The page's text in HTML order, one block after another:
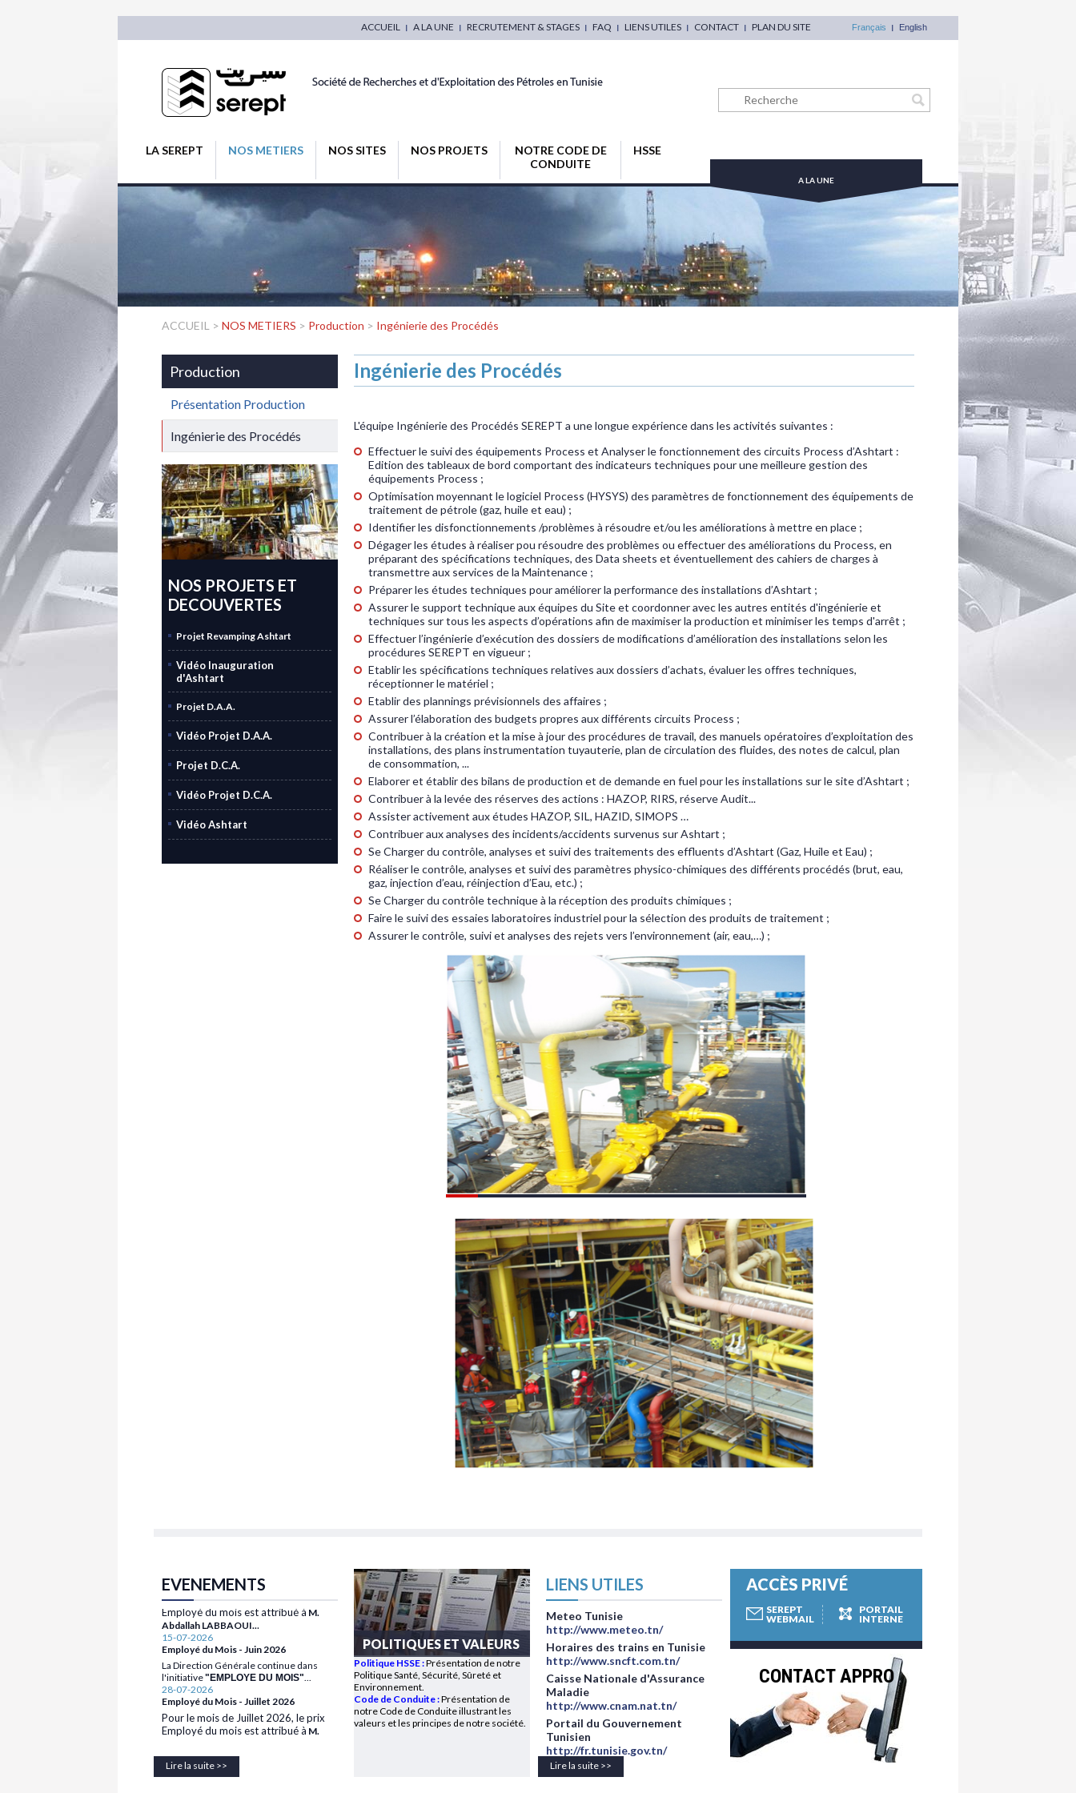
Français English
ACCUEIL A LA UNE RECRUTEMENT & STAGES FAQ LIENS UTILES CONTACT PLAN DU SITE
A LA UNE
LA SEREPT NOS METIERS NOS SITES NOS PROJETS
NOTRE CODE DE
CONDUITE
HSSE
ACCUEIL > NOS METIERS > Production > Ingénierie des Procédés
Ingénierie des Procédés
L'équipe Ingénierie des Procédés SEREPT a une longue expérience dans les activités suivantes :
Effectuer le suivi des équipements Process et Analyser le fonctionnement des circuits Process d’Ashtart :
Edition des tableaux de bord comportant des indicateurs techniques pour une meilleure gestion des
équipements Process ;
Optimisation moyennant le logiciel Process (HYSYS) des paramètres de fonctionnement des équipements de
traitement de pétrole (gaz, huile et eau) ;
Identifier les disfonctionnements /problèmes à résoudre et/ou les améliorations à mettre en place ;
Dégager les études à réaliser pou résoudre des problèmes ou effectuer des améliorations du Process, en
préparant des spécifications techniques, des Data sheets et éventuellement des cahiers de charges à
transmettre aux services de la Maintenance ;
Préparer les études techniques pour améliorer la performance des installations d’Ashtart ;
Assurer le support technique aux équipes du Site et coordonner avec les autres entités d'ingénierie et
techniques sur tous les aspects d’opérations afin de maximiser la production et minimiser les temps d'arrêt ;
Effectuer l’ingénierie d’exécution des dossiers de modifications d’amélioration des installations selon les
procédures SEREPT en vigueur ;
Etablir les spécifications techniques relatives aux dossiers d’achats, évaluer les offres techniques,
réceptionner le matériel ;
Etablir des plannings prévisionnels des affaires ;
Assurer l’élaboration des budgets propres aux différents circuits Process ;
Contribuer à la création et la mise à jour des procédures de travail, des manuels opératoires d’exploitation des
installations, des plans instrumentation tuyauterie, plan de circulation des fluides, des notes de calcul, plan
de consommation, ...
Elaborer et établir des bilans de production et de demande en fuel pour les installations sur le site d’Ashtart ;
Contribuer à la levée des réserves des actions : HAZOP, RIRS, réserve Audit...
Assister activement aux études HAZOP, SIL, HAZID, SIMOPS …
Contribuer aux analyses des incidents/accidents survenus sur Ashtart ;
Se Charger du contrôle, analyses et suivi des traitements des effluents d’Ashtart (Gaz, Huile et Eau) ;
Réaliser le contrôle, analyses et suivi des paramètres physico-chimiques des différents procédés (brut, eau,
gaz, injection d’eau, réinjection d’Eau, etc.) ;
Se Charger du contrôle technique à la réception des produits chimiques ;
Faire le suivi des essaies laboratoires industriel pour la sélection des produits de traitement ;
Assurer le contrôle, suivi et analyses des rejets vers l’environnement (air, eau,…) ;
Production
Présentation Production
Ingénierie des Procédés
NOS PROJETS ET
DECOUVERTES
Projet Revamping Ashtart
Vidéo Inauguration
d'Ashtart
Projet D.A.A.
Vidéo Projet D.A.A.
Projet D.C.A.
Vidéo Projet D.C.A.
Vidéo Ashtart
EVENEMENTS
Employé du mois est attribué à
.
15-07-2026
Employé du Mois - Juin 2026
La Direction Générale continue dans
l'initiative"EMPLOYE DU MOIS"
28-07-2026
Employé du Mois - Juillet 2026
Pour le mois de Juillet 2026, le prix
Employé du mois est attribué à
Abdallah LABBAOUI..
15-07-2026
Employé du Mois - Juin 2026
La Direction Générale continue dans
l'initiative"EMPLOYE DU MOIS"
28-07-2026
Employé du Mois - Juillet 2026
Pour le mois de Juillet 2026, le prix
Employé du mois est attribué à M.
Abdallah LABBAOUI...
Employé du Mois - Juin 2026
La Direction Générale continue dans
Lire la suite >>
POLITIQUES ET VALEURS
Politique HSSE:Présentation de notre
Politique Santé, Sécurité, Sûreté et
Environnement.
Code de Conduite :Présentation de
notre Code de Conduite illustrant les
valeurs et les principes de notre société.
LIENS UTILES
Meteo Tunisie
http://www.meteo.tn/
Horaires des trains en Tunisie
http://www.sncft.com.tn/
Caisse Nationale d'Assurance
Maladie
http://www.cnam.nat.tn/
Portail du Gouvernement
Tunisien
http://fr.tunisie.gov.tn/
Lire la suite >>
ACCÈS PRIVÉ
SEREPT
WEBMAIL
PORTAIL
INTERNE
CONTACT APPRO